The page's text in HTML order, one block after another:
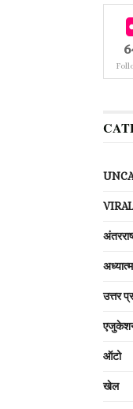
अध्यात्म
उत्तर
ऑटो
खेल